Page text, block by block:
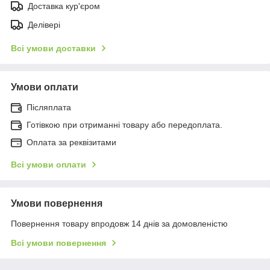
Доставка кур'єром
Делівері
Всі умови доставки
Умови оплати
Післяплата
Готівкою при отриманні товару або передоплата.
Оплата за реквізитами
Всі умови оплати
Умови повернення
Повернення товару впродовж 14 днів за домовленістю
Всі умови повернення